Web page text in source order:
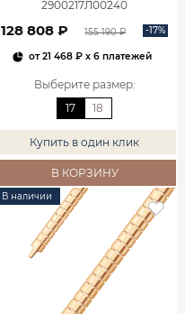
2900217Л00240
128 808 ₽ 155 190 ₽ -17%
от21 468 ₽x 6 платежей
Выберите размер:
17
18
Купить в один клик
В КОРЗИНУ
В наличии